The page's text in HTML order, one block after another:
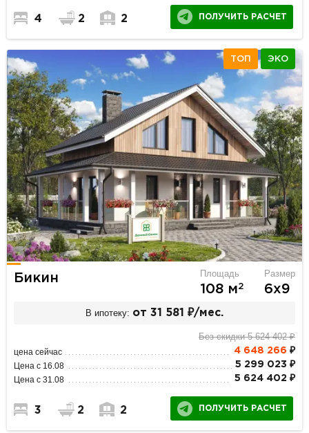
4 2 2 ПОЛУЧИТЬ РАСЧЕТ
ТОП ЭКО
Бикин Площадь
108 м2
Размер
6х9
В ипотеку: от 31 581 ₽/мес.
Без скидки 5 624 402 ₽
цена сейчас 4 648 266 ₽
Цена с 16.08 5 299 023 ₽
Цена с 31.08 5 624 402 ₽
3 2 2 ПОЛУЧИТЬ РАСЧЕТ